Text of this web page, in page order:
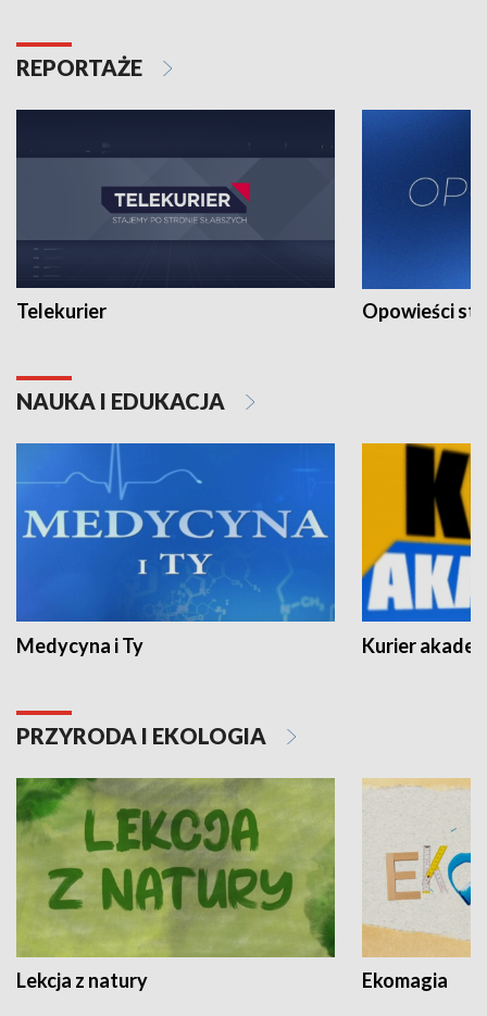
REPORTAŻE
Telekurier Opowieści
NAUKA I EDUKACJA
Medycyna i Ty Kurier
PRZYRODA I EKOLOGIA
Lekcja z natury Ekomagia